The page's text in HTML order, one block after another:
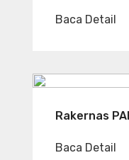
Baca Detail
Rakernas
Baca Detail